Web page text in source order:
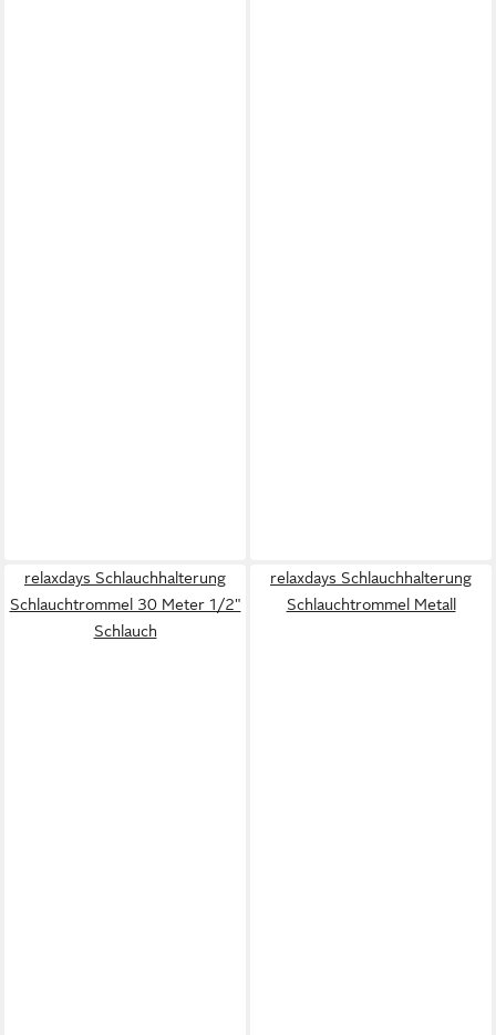
relaxdays Schlauchhalterung
Schlauchtrommel 30 Meter 1/2"
Schlauch
relaxdays Schlauchhalterung
Schlauchtrommel Metall